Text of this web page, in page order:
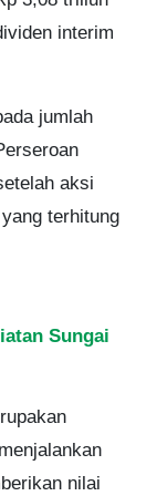
interim
jumlah
aksi
terhitung
Sungai
nilai